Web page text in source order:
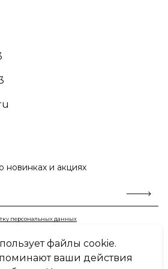
новинках и акциях
персональных данных
файлы cookie.
ваши действия